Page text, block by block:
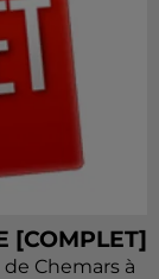
[COMPLET]
de Chemars à